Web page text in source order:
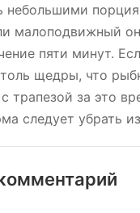
небольшими
малоподвижный
пяти минут.
щедры, что
трапезой за это
следует убрать